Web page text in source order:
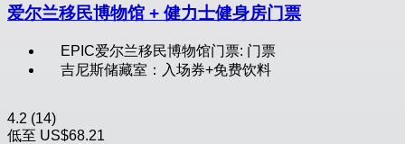
爱尔兰移民博物馆 + 健力士健身房门票
EPIC爱尔兰移民博物馆门票: 门票
吉尼斯储藏室：入场券+免费饮料
4.2 (14)
低至 US$68.21